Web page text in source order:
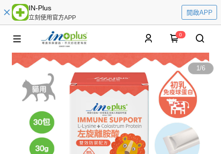
IN-Plus
立刻使用官方APP
開啟APP
0
1/6